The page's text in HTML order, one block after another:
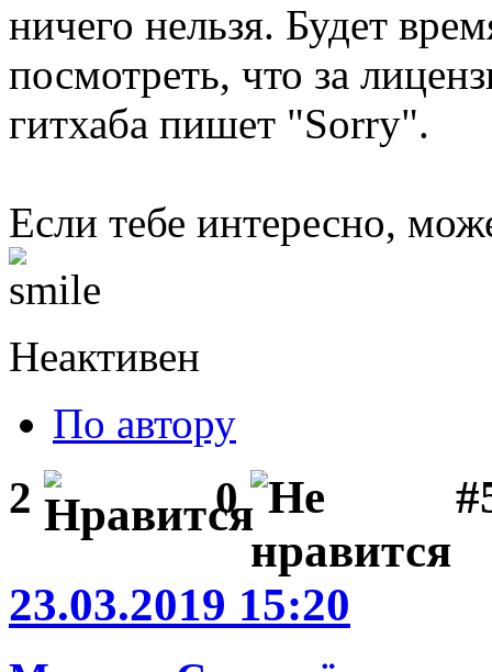
ничего нельзя. Будет
посмотреть, что за
гитхаба пишет "Sorry".
Если тебе интересно,
Неактивен
По автору
2 0
23.03.2019 15:20